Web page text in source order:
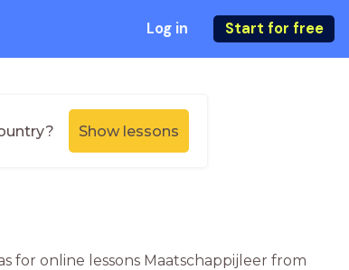
Log in Start for free
Show lessons
for online lessons Maatschappijleer from